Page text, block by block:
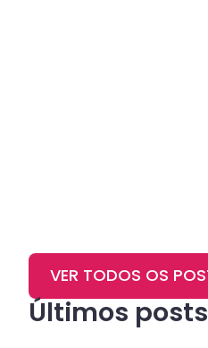
Últimos posts
VER TODOS OS